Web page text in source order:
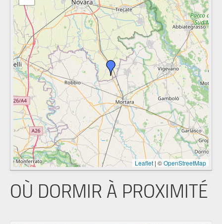
Leaflet | ©OpenStreetMap
OÙ DORMIR À PROXIMITÉ